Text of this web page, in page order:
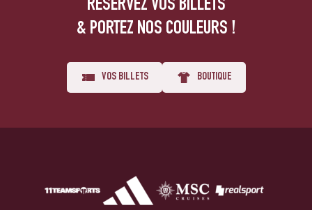
RÉSERVEZ VOS BILLETS
& PORTEZ NOS COULEURS !
VOS BILLETS BOUTIQUE